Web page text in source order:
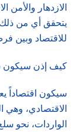
الازدهار والأمن
يتحقق أي من ذلك
للاقتصاد وبين
كيف إذن سيكون
الاقتصادي، وهي
الواردات، نحو